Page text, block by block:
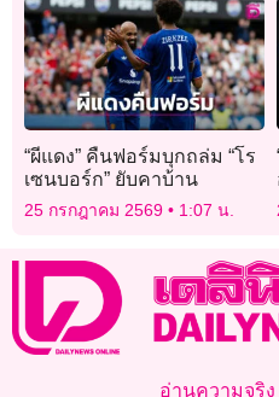
“ผีแดง” คืนฟอร์มบุกถล่ม “โร
เซนบอร์ก” ยับคาบ้าน
25 กรกฎาคม 2569 1:07 น.
อ่านความจริ